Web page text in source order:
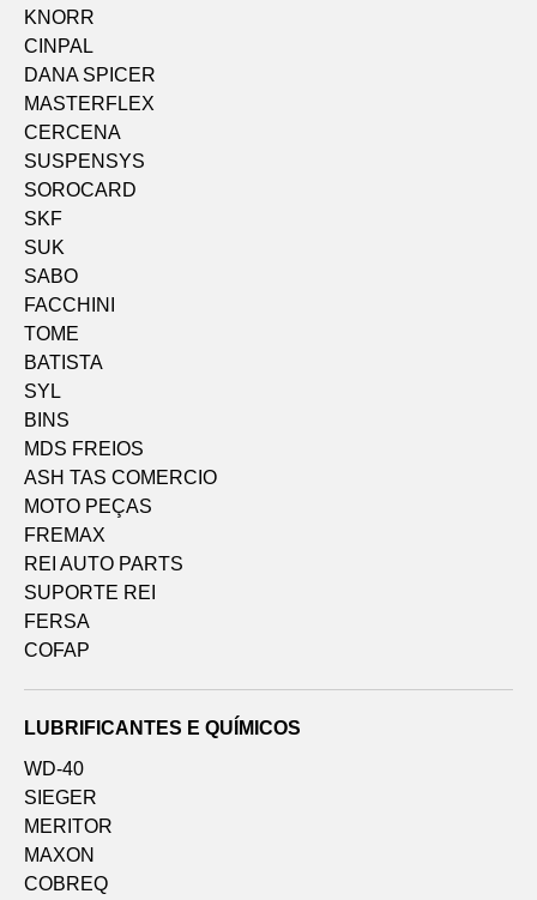
KNORR
CINPAL
DANA SPICER
MASTERFLEX
CERCENA
SUSPENSYS
SOROCARD
SKF
SUK
SABO
FACCHINI
TOME
BATISTA
SYL
BINS
MDS FREIOS
ASH TAS COMERCIO
MOTO PEÇAS
FREMAX
REI AUTO PARTS
SUPORTE REI
FERSA
COFAP
LUBRIFICANTES E QUÍMICOS
WD-40
SIEGER
MERITOR
MAXON
COBREQ